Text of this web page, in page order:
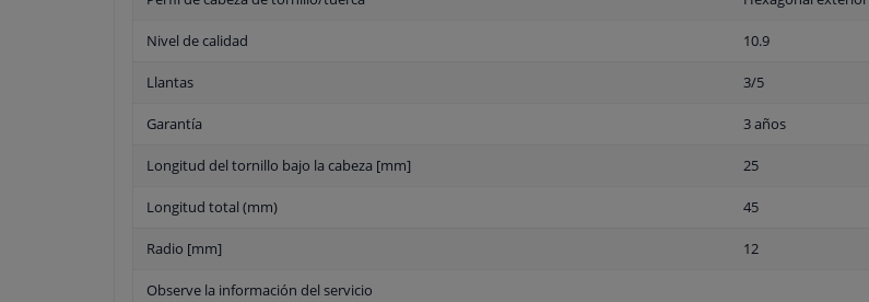
Nivel de calidad 10.9
Llantas 3/5
Garantía 3 años
Longitud del tornillo bajo la cabeza [mm] 25
Longitud total (mm) 45
Radio [mm] 12
Observe la información del servicio